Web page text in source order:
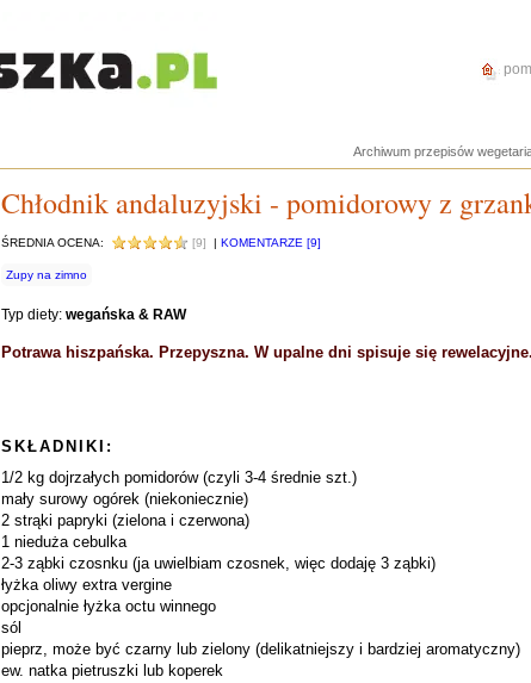
Archiwum przepisów
Chłodnik andaluzyjski - pomidorowy z
ŚREDNIA OCENA: [9] | KOMENTARZE [9]
Zupy na zimno
Typ diety: wegańska & RAW
Potrawa hiszpańska. Przepyszna. W upalne dni spisuje się rewelacyjne.
SKŁADNIKI:
1/2 kg dojrzałych pomidorów (czyli 3-4 średnie szt.)
mały surowy ogórek (niekoniecznie)
2 strąki papryki (zielona i czerwona)
1 nieduża cebulka
2-3 ząbki czosnku (ja uwielbiam czosnek, więc dodaję 3 ząbki)
łyżka oliwy extra vergine
opcjonalnie łyżka octu winnego
sól
pieprz, może być czarny lub zielony (delikatniejszy i bardziej aromatyczny)
ew. natka pietruszki lub koperek